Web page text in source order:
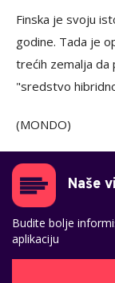
Finska je svoju
godine. Tada je
trećih zemalja da
"sredstvo
(MONDO)
Naše
Budite bolje
aplikaciju